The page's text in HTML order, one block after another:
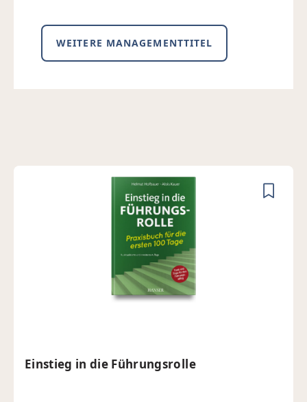
WEITERE MANAGEMENTTITEL
Produktgalerie überspringen
Einstieg in die Führungsrolle